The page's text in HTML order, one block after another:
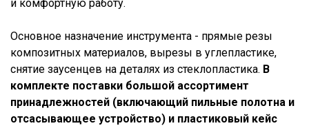
и комфортную работу.
Основное назначение инструмента - прямые резы
композитных материалов, вырезы в углепластике,
снятие заусенцев на деталях из стеклопластика. В
комплекте поставки большой ассортимент
принадлежностей (включающий пильные полотна и
отсасывающее устройство) и пластиковый кейс